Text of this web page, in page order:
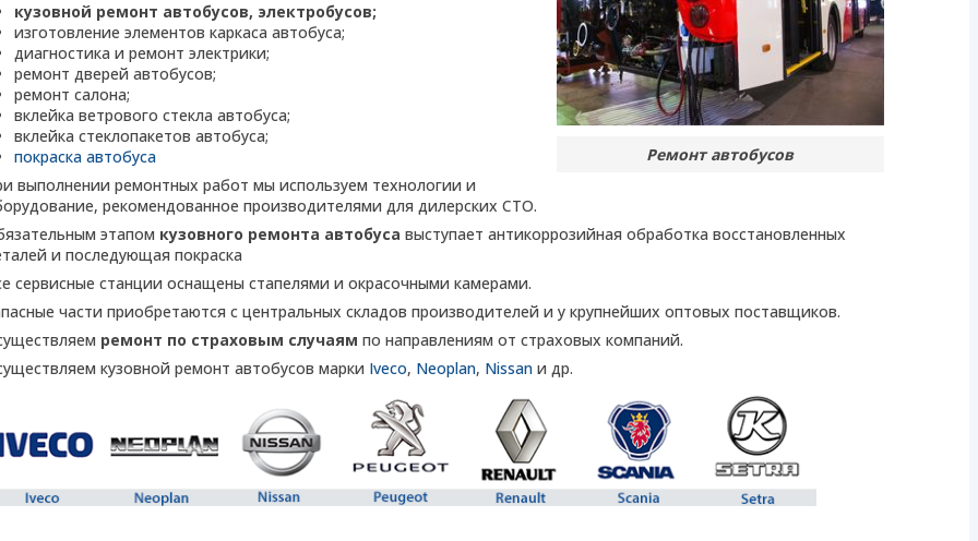
Ремонт автобусов
кузовной ремонт автобусов, электробусов;
изготовление элементов каркаса автобуса;
диагностика и ремонт электрики;
ремонт дверей автобусов;
ремонт салона;
вклейка ветрового стекла автобуса;
вклейка стеклопакетов автобуса;
покраска автобуса
выполнении ремонтных работ мы используем технологии и
рекомендованное производителями для дилерских СТО.
этапом кузовного ремонта автобуса выступает антикоррозийная обработка восстановленных
и последующая покраска
сервисные станции оснащены стапелями и окрасочными камерами.
части приобретаются с центральных складов производителей и у крупнейших оптовых поставщиков.
ремонт по страховым случаям по направлениям от страховых компаний.
кузовной ремонт автобусов марки Iveco, Neoplan, Nissan и др.